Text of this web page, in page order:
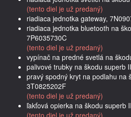
(tento diel je už predaný)
riadiaca jednotka gateway,
riadiaca jednotka bluetooth na
7P6035730C
(tento diel je už predaný)
vypínač na predné svetlá na
palivové trubky na škodu superb
pravý spodný kryt na podlahu na
3T0825202F
(tento diel je už predaný)
ľakťová opierka na škodu superb
(tento diel je už predaný)